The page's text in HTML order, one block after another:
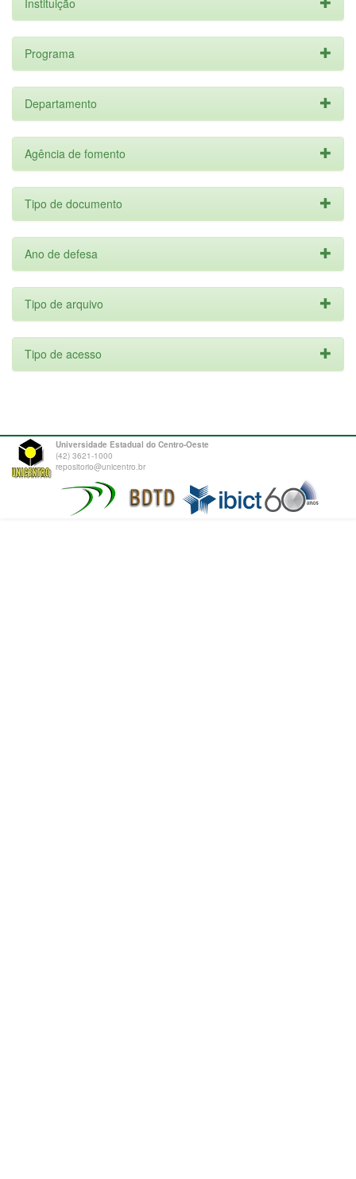
Instituição
Programa
Departamento
Agência de fomento
Tipo de documento
Ano de defesa
Tipo de arquivo
Tipo de acesso
Universidade Estadual do Centro-Oeste
(42) 3621-1000
repositorio@unicentro.br